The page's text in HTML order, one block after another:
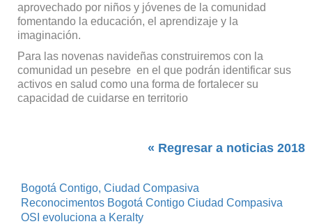
aprovechado por niños y jóvenes de la comunidad
fomentando la educación, el aprendizaje y la
imaginación.
Para las novenas navideñas construiremos con la
comunidad un pesebre en el que podrán identificar sus
activos en salud como una forma de fortalecer su
capacidad de cuidarse en territorio
« Regresar a noticias 2018
Bogotá Contigo, Ciudad Compasiva
Reconocimentos Bogotá Contigo Ciudad Compasiva
OSI evoluciona a Keralty